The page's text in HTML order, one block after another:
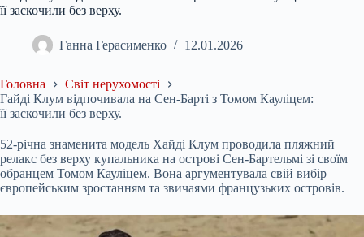
її заскочили без верху.
Ганна Герасименко 12.01.2026
Головна
Світ нерухомості
Гайді Клум відпочивала на Сен-Барті з Томом Кауліцем:
її заскочили без верху.
52-річна знаменита модель Хайді Клум проводила пляжний
релакс без верху купальника на острові Сен-Бартельмі зі своїм
обранцем Томом Кауліцем. Вона аргументувала свій вибір
європейським зростанням та звичаями французьких островів.